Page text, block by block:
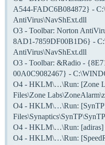
A544-FADC6B084872} -
AntiVirus\NavShExt.dll
O3 - Toolbar: Norton
8AD1-7859DF00B1D6} -
AntiVirus\NavShExt.dll
O3 - Toolbar: &Radio -
00A0C9082467} -
O4 - HKLM\…\Run: [Zone
Files\Zone
O4 - HKLM\…\Run:
O4 - HKLM\…\Run: [adiras]
O4 - HKLM\…\Run: